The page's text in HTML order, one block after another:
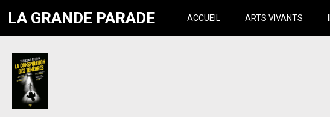
LA GRANDE PARADE ACCUEIL ARTS VIVANTS